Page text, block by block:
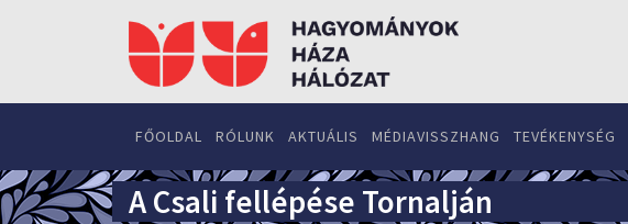
FŐOLDAL RÓLUNK AKTUÁLIS MÉDIAVISSZHANG TEVÉKENYSÉG
A Csali fellépése Tornalján